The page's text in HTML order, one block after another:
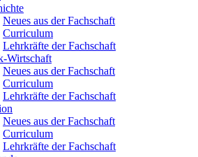
Neues aus der Fachschaft
Curriculum
Lehrkräfte der Fachschaft
Wirtschaft
Neues aus der Fachschaft
Curriculum
Lehrkräfte der Fachschaft
Neues aus der Fachschaft
Curriculum
Lehrkräfte der Fachschaft